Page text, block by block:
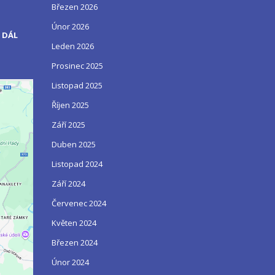
DÁL
Březen 2026
Únor 2026
Leden 2026
Prosinec 2025
Listopad 2025
Říjen 2025
Září 2025
Duben 2025
Listopad 2024
Září 2024
Červenec 2024
Květen 2024
Březen 2024
Únor 2024